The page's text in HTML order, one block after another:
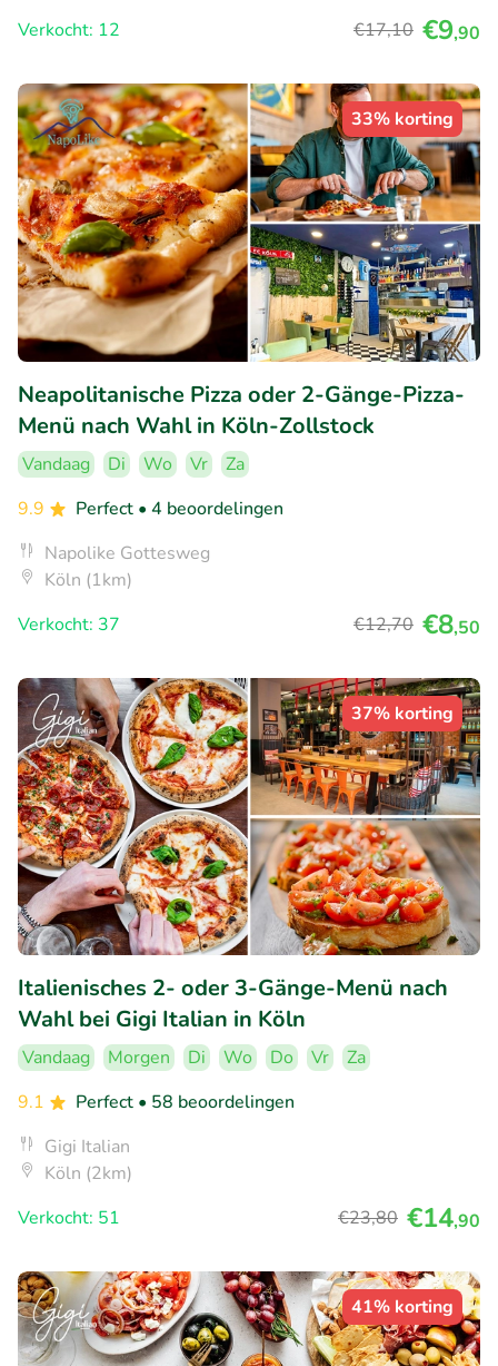
Verkocht: 12
€17,10 €9,90
33% korting
Neapolitanische Pizza oder 2-Gänge-Pizza-
Menü nach Wahl in Köln-Zollstock
Vandaag Di Wo Vr
Za
9.9
Perfect • 4 beoordelingen
Napolike Gottesweg
Köln (1km)
Verkocht: 37
€12,70 €8,50
37% korting
Italienisches 2- oder 3-Gänge-Menü nach
Wahl bei Gigi Italian in Köln
Vandaag Morgen Di Wo Do Vr
Za
9.1
Perfect • 58 beoordelingen
Gigi Italian
Köln (2km)
Verkocht: 51
€23,80 €14,90
41% korting